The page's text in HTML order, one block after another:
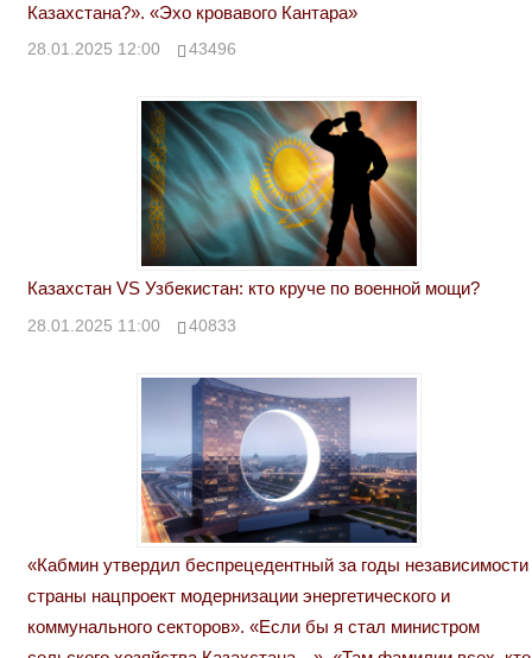
Казахстана?». «Эхо кровавого Кантара»
28.01.2025 12:00 43496
Казахстан VS Узбекистан: кто круче по военной мощи?
28.01.2025 11:00 40833
«Кабмин утвердил беспрецедентный за годы независимости
страны нацпроект модернизации энергетического и
коммунального секторов». «Если бы я стал министром